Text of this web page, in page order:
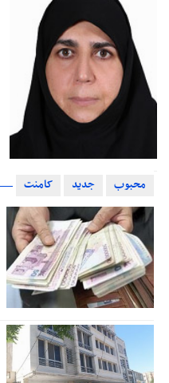
محبوب جدید کامنت